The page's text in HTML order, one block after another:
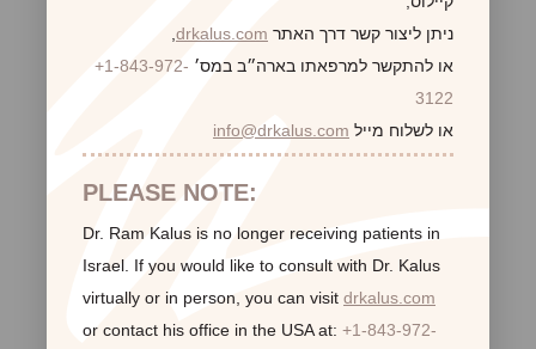
לקביעת פגישת ייעוץ
ניתן ליצור קשר דרך האתר drkalus.com
או להתקשר למרפאתו בארה״ב במס׳ +1-843-972-
3122
או לשלוח מייל info@drkalus.com
PLEASE NOTE:
Dr. Ram Kalus is no longer receiving patients in
Israel. If you would like to consult with Dr. Kalus
virtually or in person, you can visit drkalus.com
or contact his office in the USA at: +1-843-972-